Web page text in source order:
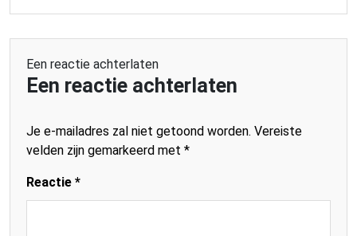
Een reactie achterlaten
Een reactie achterlaten
Je e-mailadres zal niet getoond worden. Vereiste
velden zijn gemarkeerd met *
Reactie *